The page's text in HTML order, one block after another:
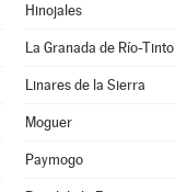
Hinojales
La Granada de Río-Tinto
Linares de la Sierra
Moguer
Paymogo